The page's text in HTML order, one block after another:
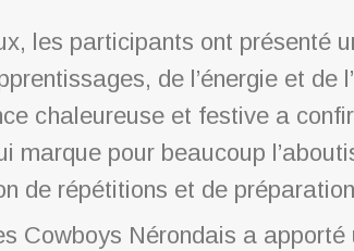
les participants ont présenté
de l’énergie et de
chaleureuse et festive a
marque pour beaucoup
de répétitions et de
Cowboys Nérondais a apporté